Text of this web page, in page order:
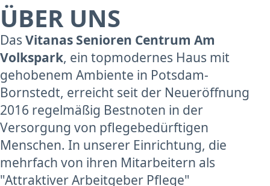
ÜBER UNS
Das Vitanas Senioren Centrum Am
Volkspark, ein topmodernes Haus mit
gehobenem Ambiente in Potsdam-
Bornstedt, erreicht seit der Neueröffnung
2016 regelmäßig Bestnoten in der
Versorgung von pflegebedürftigen
Menschen. In unserer Einrichtung, die
mehrfach von ihren Mitarbeitern als
"Attraktiver Arbeitgeber Pflege"